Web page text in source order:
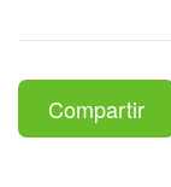
Compartir